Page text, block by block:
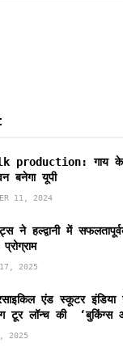
production: गाय के
बनेगा यूपी
11, 2024
ने हल्द्वानी में
2025
एंड स्कूटर
टूर लॉन्च की ‘बुकिंग्स
2025